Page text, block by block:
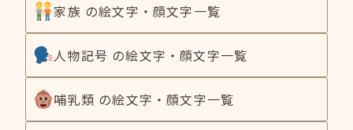
家族 の絵文字・顔文字一覧
人物記号 の絵文字・顔文字一覧
哺乳類 の絵文字・顔文字一覧